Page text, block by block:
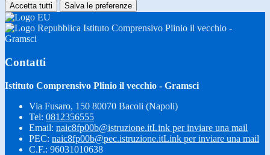
Accetta tutti Salva le preferenze
Istituto Comprensivo Plinio il vecchio -
Gramsci
Contatti
Istituto Comprensivo Plinio il vecchio - Gramsci
Via Fusaro, 150 80070 Bacoli (Napoli)
Tel: 0812356555
Email: naic8fp00b@istruzione.itLink per inviare una mail
PEC: naic8fp00b@pec.istruzione.itLink per inviare una mail
C.F.: 96031010638